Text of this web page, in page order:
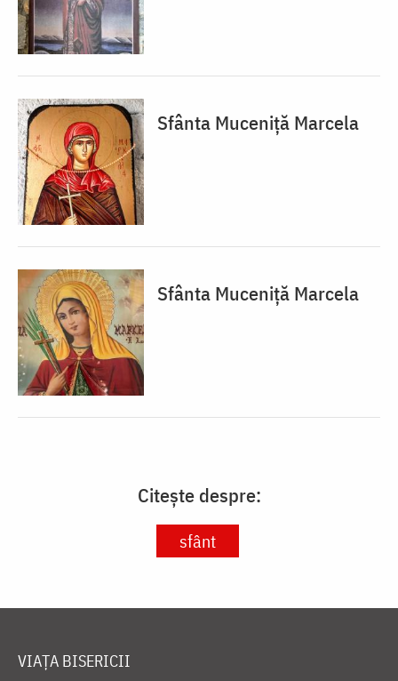
Sfânta Muceniță Marcela
Sfânta Muceniță Marcela
Citește despre:
sfânt
VIAȚA BISERICII